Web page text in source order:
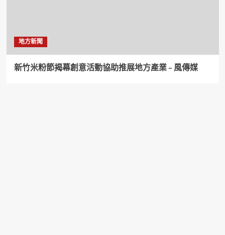
地方新聞
新竹米粉節揭幕創意活動協助推展地方產業 – 風傳媒